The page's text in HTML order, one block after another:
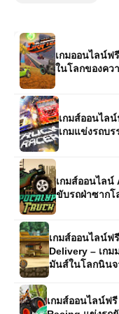
เกมส์ออนไล
เกมแข่งรถบ
เกมส์ออนไลน์
ขับรถฝ่าซากโ
เกมส์ออนไลน์ฟ
Delivery – เกม
มันส์ในโลกนินจ
เกมส์ออนไลน์ฟรี
Racing แข่งรถ
พลังความแรงไม่
เกมส์ออนไลน์ฟ